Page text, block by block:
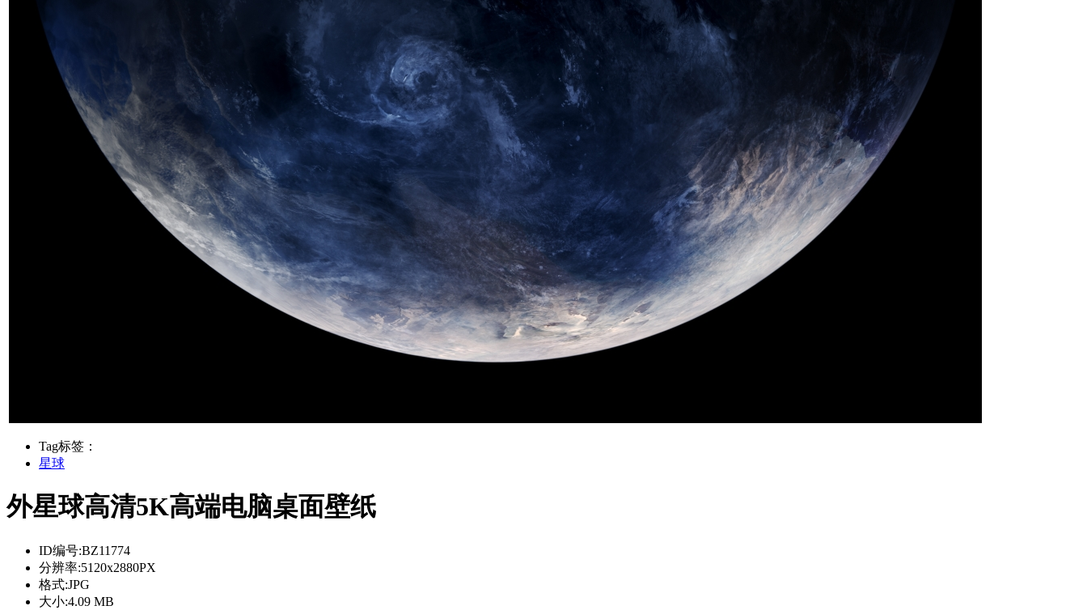
Tag标签：
星球
外星球高清5K高端电脑桌面壁纸
ID编号:BZ11774
分辨率:5120x2880PX
格式:JPG
大小:4.09 MB